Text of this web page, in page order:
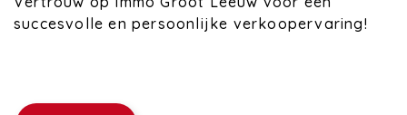
succesvolle en persoonlijke verkoopervaring!